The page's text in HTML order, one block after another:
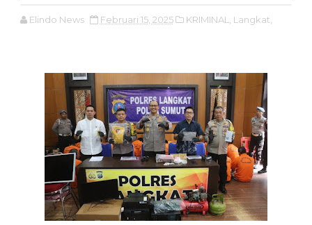
Elindo News Februari 15, 2025 KRIMINAL, Langkat,